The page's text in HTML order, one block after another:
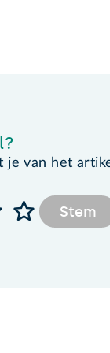
van het
Stem